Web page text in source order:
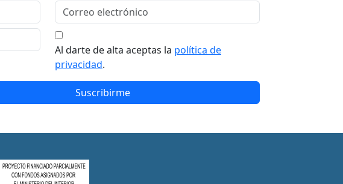
Al darte de alta aceptas la política de
privacidad.
Suscribirme